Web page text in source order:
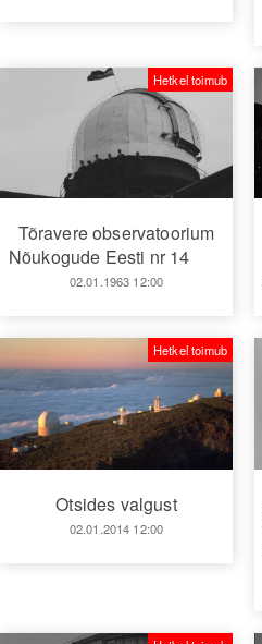
Tõravere observatoorium
Nõukogude Eesti nr 14
02.01.1963 12:00
Hetkel toimub
Otsides valgust
02.01.2014 12:00
Hetkel toimub